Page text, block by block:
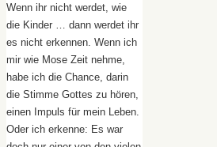
Wenn ihr nicht werdet, wie
die Kinder … dann werdet ihr
es nicht erkennen. Wenn ich
mir wie Mose Zeit nehme,
habe ich die Chance, darin
die Stimme Gottes zu hören,
einen Impuls für mein Leben.
Oder ich erkenne: Es war